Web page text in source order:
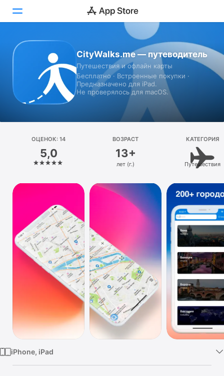
Игры
Приложения
Платформа
iPhone
iPad
Watch
TV
CityWalks.me — путеводитель
Путешествия и офлайн карты
Бесплатно · Встроенные покупки ·
Предназначено для iPad.
Не проверялось для macOS.
ОЦЕНОК: 14
5,0
ВОЗРАСТ
13+
лет (г.)
КАТЕГОРИЯ
Путешествия
iPhone, iPad